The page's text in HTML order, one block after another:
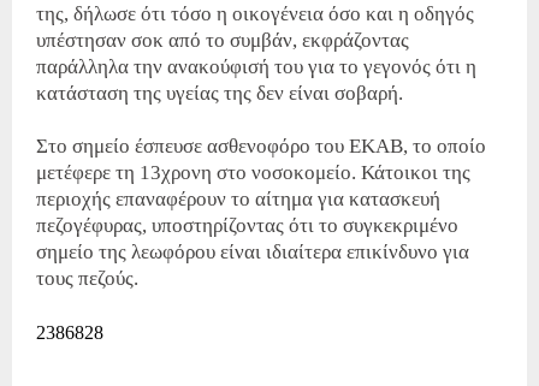
της, δήλωσε ότι τόσο η οικογένεια όσο και η οδηγός
υπέστησαν σοκ από το συμβάν, εκφράζοντας
παράλληλα την ανακούφισή του για το γεγονός ότι η
κατάσταση της υγείας της δεν είναι σοβαρή.
Στο σημείο έσπευσε ασθενοφόρο του ΕΚΑΒ, το οποίο
μετέφερε τη 13χρονη στο νοσοκομείο. Κάτοικοι της
περιοχής επαναφέρουν το αίτημα για κατασκευή
πεζογέφυρας, υποστηρίζοντας ότι το συγκεκριμένο
σημείο της λεωφόρου είναι ιδιαίτερα επικίνδυνο για
τους πεζούς.